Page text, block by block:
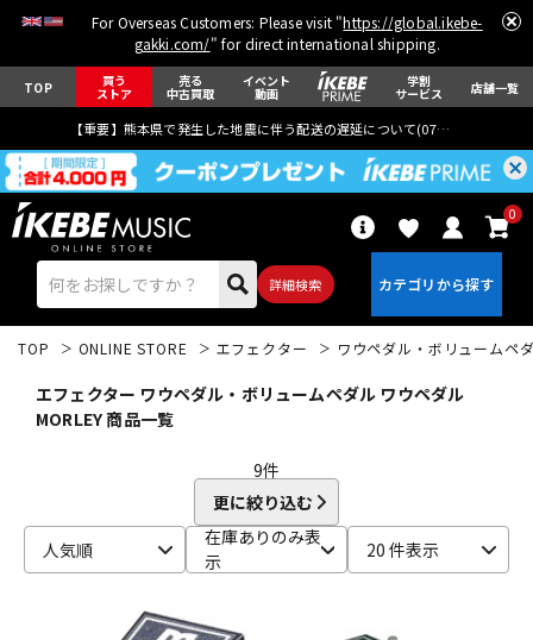
For Overseas Customers: Please visit "https://global.ikebe-
gakki.com/" for direct international shipping.
TOP 買う
ストア
売る
中古買取
イベント
動画
学割
サービス 店舗一覧
【重要】熊本県で発生した地震に伴う配送の遅延について(07月29日
詳細検索
0
ベース ウクレレ
TOP ONLINE STORE エフェクター ワウペダル・ボリュームペ
エフェクター ワウペダル・ボリュームペダル ワウペダル
MORLEY 商品一覧
9件
更に絞り込む
人気順
在庫ありのみ表
示
20 件表示